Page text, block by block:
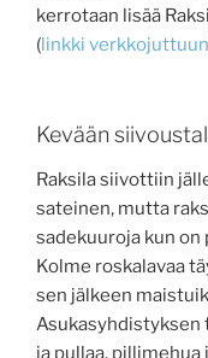
kerrotaan lisää
( linkki verkkojuttuun
Kevään
Raksila siivottiin
sateinen, mutta
sadekuuroja kun
Kolme roskalavaa
sen jälkeen
Asukasyhdistyksen
ja pullaa, pillimehua